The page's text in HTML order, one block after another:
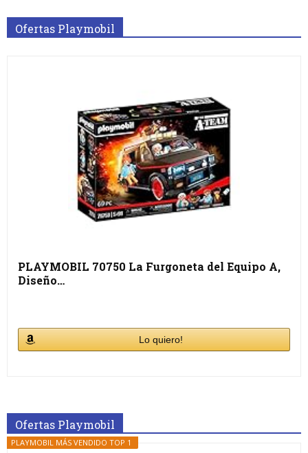
Ofertas Playmobil
PLAYMOBIL 70750 La Furgoneta del Equipo A,
Diseño…
Lo quiero!
Ofertas Playmobil
PLAYMOBIL MÁS VENDIDO TOP 1